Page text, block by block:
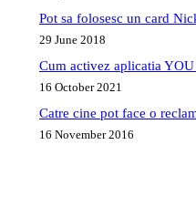
Pot sa folosesc un card
29 June 2018
Cum activez aplicatia
16 October 2021
Catre cine pot face o
16 November 2016